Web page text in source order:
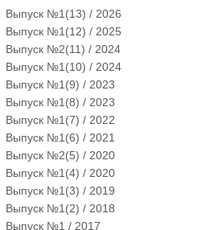
Выпуск №1(13) / 2026
Выпуск №1(12) / 2025
Выпуск №2(11) / 2024
Выпуск №1(10) / 2024
Выпуск №1(9) / 2023
Выпуск №1(8) / 2023
Выпуск №1(7) / 2022
Выпуск №1(6) / 2021
Выпуск №2(5) / 2020
Выпуск №1(4) / 2020
Выпуск №1(3) / 2019
Выпуск №1(2) / 2018
Выпуск №1 / 2017